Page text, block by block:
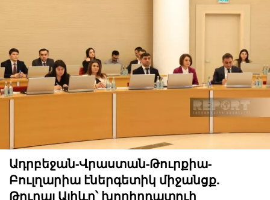
Ադրբեջան-Վրաստան-Թուրքիա-
Բուլղարիա էներգետիկ միջանցք.
Թուրալ Ալիևը՝ խորհրդատուի